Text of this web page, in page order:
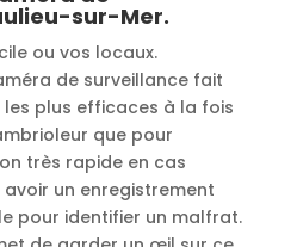
sur-Mer.
ou vos locaux.
de surveillance fait
plus efficaces à la fois
que pour
très rapide en cas
avoir un enregistrement
pour identifier un malfrat.